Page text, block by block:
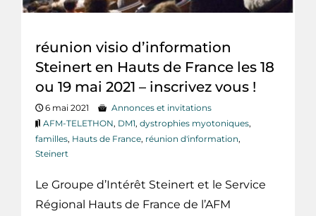
réunion visio d’information
Steinert en Hauts de France les 18
ou 19 mai 2021 – inscrivez vous !
6 mai 2021
Annonces et invitations
AFM-TELETHON, DM1, dystrophies myotoniques,
familles, Hauts de France, réunion d'information,
Steinert
Le Groupe d’Intérêt Steinert et le Service
Régional Hauts de France de l’AFM